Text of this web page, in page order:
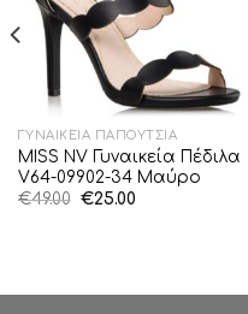
ΓΥΝΑΙΚΕΊΑ ΠΑΠΟΎΤΣΙΑ
MISS NV Γυναικεία Πέδιλα
V64-09902-34 Μαύρο
€49.00 Original
€25.00Η